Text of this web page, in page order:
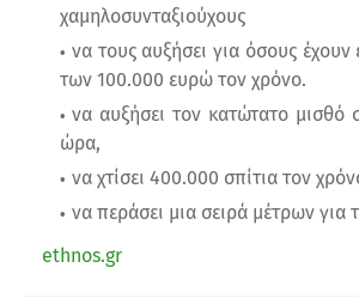
χαμηλοσυνταξιούχους
να τους αυξήσει για όσους
των 100.000 ευρώ τον χρόνο.
να αυξήσει τον κατώτατο μισθό
ώρα,
να χτίσει 400.000 σπίτια τον
να περάσει μια σειρά μέτρων για
ethnos.gr